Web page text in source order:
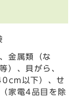
金属類（な
）、貝がら、
以下）、せ
家電4品目を除